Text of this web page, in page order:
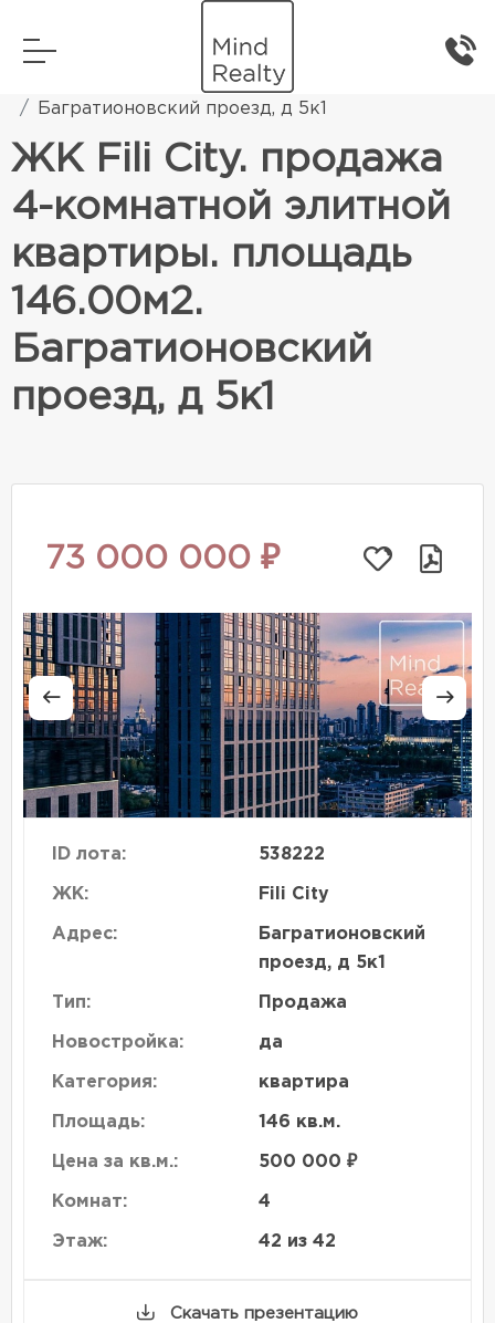
Элитная жилая недвижимость
Багратионовский проезд, д 5к1
ЖК Fili City. продажа
4-комнатной элитной
квартиры. площадь
146.00м2.
Багратионовский
проезд, д 5к1
73 000 000 ₽
ID лота: 538222
ЖК: Fili City
Адрес:
Багратионовский
проезд, д 5к1
Тип: Продажа
Новостройка: да
Категория: квартира
Площадь: 146 кв.м.
Цена за кв.м.: 500 000 ₽
Комнат: 4
Этаж: 42 из 42
Скачать презентацию